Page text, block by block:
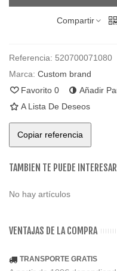
Compartir
Referencia: 520700071080
Marca: Custom brand
Favorito 0 Añadir
A Lista De Deseos
Copiar referencia
TAMBIEN TE PUEDE INTERESAR
No hay artículos
VENTAJAS DE LA COMPRA
TRANSPORTE GRATIS